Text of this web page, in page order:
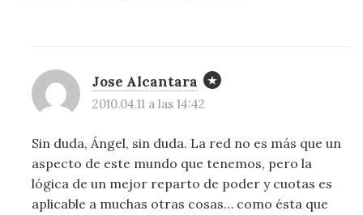
Jose Alcantara
2010.04.11 a las 14:42
Sin duda, Ángel, sin duda. La red no es más que un
aspecto de este mundo que tenemos, pero la
lógica de un mejor reparto de poder y cuotas es
aplicable a muchas otras cosas… como ésta que